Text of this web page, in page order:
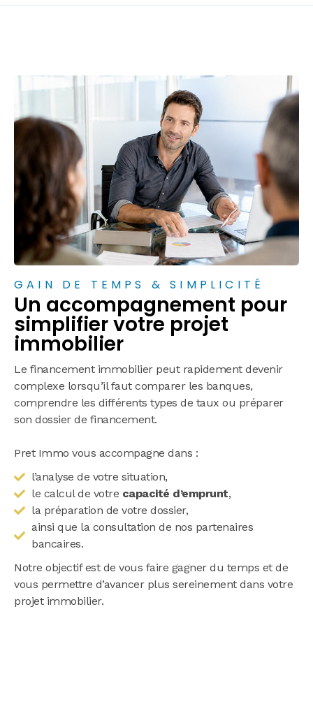
GAIN DE TEMPS & SIMPLICITÉ
Un accompagnement pour
simplifier votre projet
immobilier
Le financement immobilier peut rapidement devenir
complexe lorsqu’il faut comparer les banques,
comprendre les différents types de taux ou préparer
son dossier de financement.
Pret Immo vous accompagne dans :
l’analyse de votre situation,
le calcul de votre capacité d’emprunt,
la préparation de votre dossier,
ainsi que la consultation de nos partenaires
bancaires.
Notre objectif est de vous faire gagner du temps et de
vous permettre d’avancer plus sereinement dans votre
projet immobilier.